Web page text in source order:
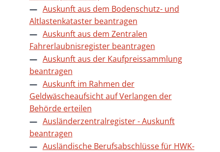
Auskunft aus dem Bodenschutz- und
Altlastenkataster beantragen
Auskunft aus dem Zentralen
Fahrerlaubnisregister beantragen
Auskunft aus der Kaufpreissammlung
beantragen
Auskunft im Rahmen der
Geldwäscheaufsicht auf Verlangen der
Behörde erteilen
Ausländerzentralregister - Auskunft
beantragen
Ausländische Berufsabschlüsse für HWK-